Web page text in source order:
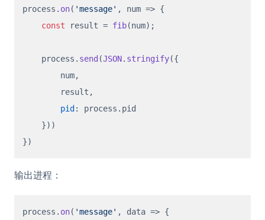
process. on( 'message' , num => {
const result = fib(num);
    process.
send (JSON. stringify({
        num,
        result,
pid : process. pid
    }))
输出进程：
process. on( 'message' , data => {